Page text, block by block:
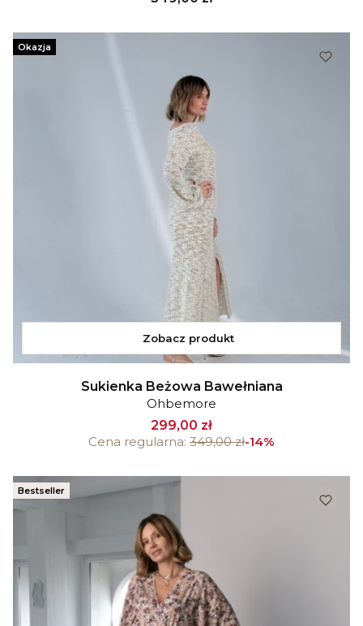
Okazja
Zobacz produkt
Sukienka Beżowa Bawełniana
Ohbemore
299,00 zł
Cena regularna: 349,00 zł-14%
Bestseller